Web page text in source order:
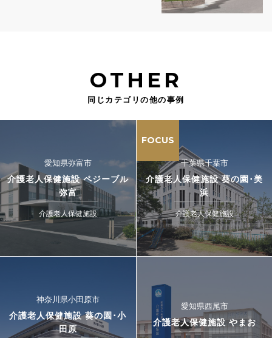
OTHER
同じカテゴリの他の事例
愛知県弥富市
介護老人保健施設 ペジーブル
弥富
介護老人保健施設
FOCUS
千葉県千葉市
介護老人保健施設 葵の園･美
浜
介護老人保健施設
神奈川県小田原市
介護老人保健施設 葵の園･小
田原
愛知県西尾市
介護老人保健施設 やまお